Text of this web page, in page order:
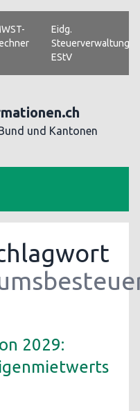
Eidg.
Steuerverwaltung
EStV
und Kantonen
2029: